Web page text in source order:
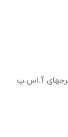
برجهای آ.اس.پ